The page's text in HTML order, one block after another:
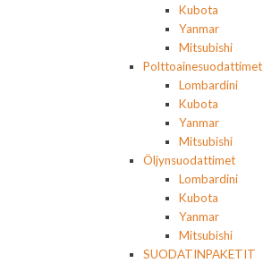
Kubota
Yanmar
Mitsubishi
Polttoainesuodattimet
Lombardini
Kubota
Yanmar
Mitsubishi
Öljynsuodattimet
Lombardini
Kubota
Yanmar
Mitsubishi
SUODATINPAKETIT